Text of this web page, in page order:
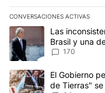
CONVERSACIONES ACTIVAS
Este listado muestra los
Un artículo de
Las
Brasil y una
concepto
170
Un artículo deEl Gobierno
de Tierras"